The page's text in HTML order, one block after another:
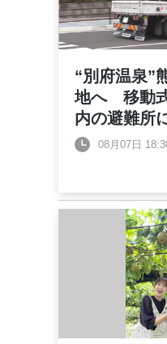
“別府温泉”
地へ 移動
内の避難所
08月07日